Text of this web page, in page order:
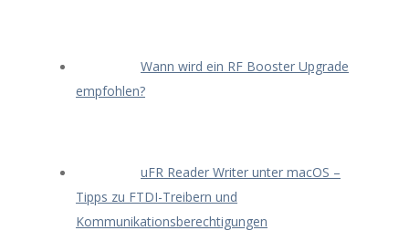
Wann wird ein RF Booster Upgrade
empfohlen?
uFR Reader Writer unter macOS –
Tipps zu FTDI-Treibern und
Kommunikationsberechtigungen